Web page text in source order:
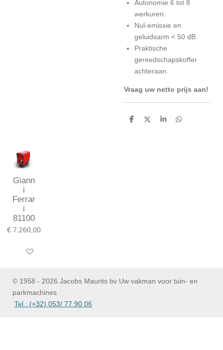
Autonomie 6 tot 8
werkuren.
Nul-emissie en
geluidsarm < 50 dB.
Praktische
gereedschapskoffer
achteraan.
Vraag uw netto prijs aan!
D
D
S
D
Giann
i
Ferrar
i
81100
€ 7.260,00
In winkelwagen
© 1958 - 2026 Jacobs Maurits bv Uw vakman voor tuin- en
parkmachines
Tel : (+32) 053/ 77 90 06